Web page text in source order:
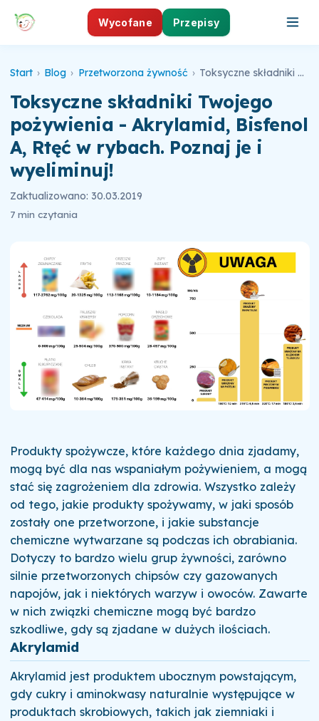
Wycofane Przepisy
Start › Blog › Przetworzona żywność › Toksyczne składniki Twojego pożywienia - Akrylamid, Bisfenol A, Rtęć w rybach. Poznaj je i wyeliminuj!
Toksyczne składniki Twojego
pożywienia - Akrylamid, Bisfenol
A, Rtęć w rybach. Poznaj je i
wyeliminuj!
Zaktualizowano: 30.03.2019
7 min czytania
Produkty spożywcze, które każdego dnia zjadamy,
mogą być dla nas wspaniałym pożywieniem, a mogą
stać się zagrożeniem dla zdrowia. Wszystko zależy
od tego, jakie produkty spożywamy, w jaki sposób
zostały one przetworzone, i jakie substancje
chemiczne wytwarzane są podczas ich obrabiania.
Dotyczy to bardzo wielu grup żywności, zarówno
silnie przetworzonych chipsów czy gazowanych
napojów, jak i niektórych warzyw i owoców. Zawarte
w nich związki chemiczne mogą być bardzo
szkodliwe, gdy są zjadane w dużych ilościach.
Akrylamid
Akrylamid jest produktem ubocznym powstającym,
gdy cukry i aminokwasy naturalnie występujące w
produktach skrobiowych, takich jak ziemniaki i